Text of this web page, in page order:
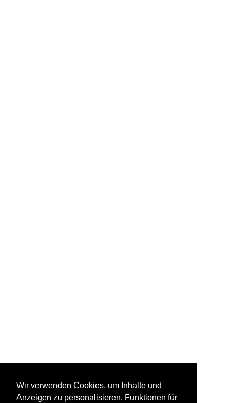
Wir verwenden Cookies, um Inhalte und
Anzeigen zu personalisieren, Funktionen für